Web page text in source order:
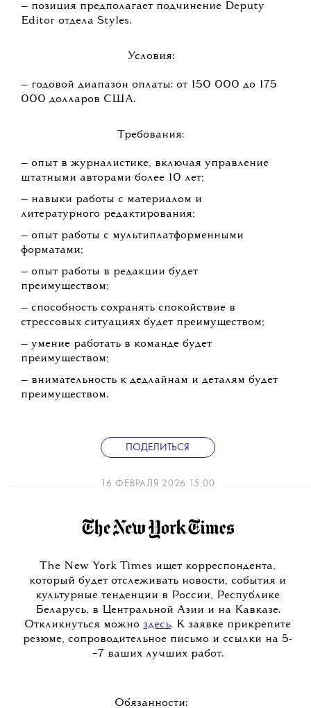
— позиция предполагает подчинение Deputy
Editor отдела Styles.
Условия:
— годовой диапазон оплаты: от 150 000 до 175
000 долларов США.
Требования:
— опыт в журналистике, включая управление
штатными авторами более 10 лет;
— навыки работы с материалом и
литературного редактирования;
— опыт работы с мультиплатформенными
форматами;
— опыт работы в редакции будет
преимуществом;
— способность сохранять спокойствие в
стрессовых ситуациях будет преимуществом;
— умение работать в команде будет
преимуществом;
— внимательность к дедлайнам и деталям будет
преимуществом.
ПОДЕЛИТЬСЯ
16 ФЕВРАЛЯ 2026 15:00
The New York Times ищет корреспондента,
который будет отслеживать новости, события и
культурные тенденции в России, Республике
Беларусь, в Центральной Азии и на Кавказе.
Откликнуться можно здесь. К заявке прикрепите
резюме, сопроводительное письмо и ссылки на 5-
−7 ваших лучших работ.
Обязанности: